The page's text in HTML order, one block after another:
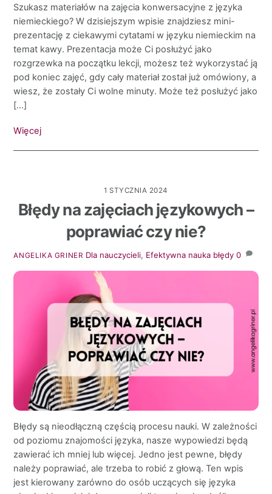
Szukasz materiałów na zajęcia konwersacyjne z języka
niemieckiego? W dzisiejszym wpisie znajdziesz mini-
prezentację z ciekawymi cytatami w języku niemieckim na
temat kawy. Prezentacja może Ci posłużyć jako
rozgrzewka na początku lekcji, możesz też wykorzystać ją
pod koniec zajęć, gdy cały materiał został już omówiony, a
wiesz, że zostały Ci wolne minuty. Może też posłużyć jako
[…]
Więcej
1 STYCZNIA 2024
Błędy na zajęciach językowych –
poprawiać czy nie?
ANGELIKA GRINER Dla nauczycieli, Efektywna nauka błędy 0
Błędy są nieodłączną częścią procesu nauki. W zależności
od poziomu znajomości języka, nasze wypowiedzi będą
zawierać ich mniej lub więcej. Jedno jest pewne, błędy
należy poprawiać, ale trzeba to robić z głową. Ten wpis
jest kierowany zarówno do osób uczących się języka